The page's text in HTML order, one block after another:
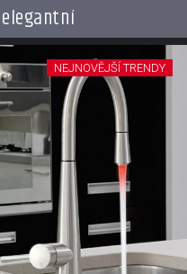
NEJNOVĚJŠÍ TRENDY